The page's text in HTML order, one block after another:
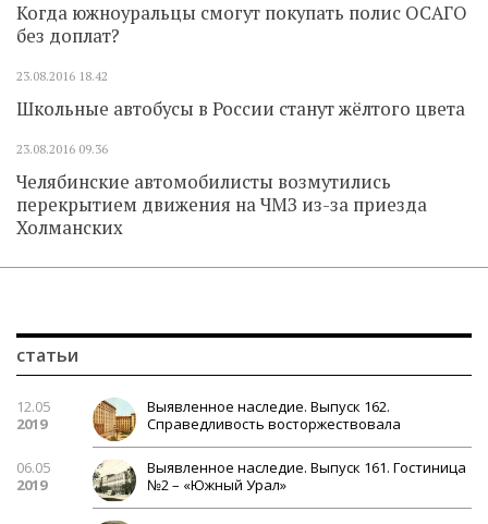
Когда южноуральцы смогут покупать полис ОСАГО
без доплат?
23.08.2016 18.42
Школьные автобусы в России станут жёлтого цвета
23.08.2016 09.36
Челябинские автомобилисты возмутились
перекрытием движения на ЧМЗ из-за приезда
Холманских
статьи
12.05
2019
Выявленное наследие. Выпуск 162.
Справедливость восторжествовала
06.05
2019
Выявленное наследие. Выпуск 161. Гостиница
№2 – «Южный Урал»